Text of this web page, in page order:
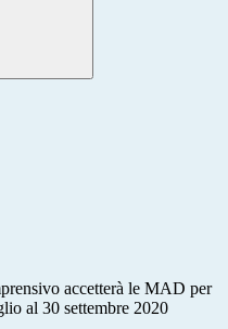
accetterà le MAD per
al 30 settembre 2020